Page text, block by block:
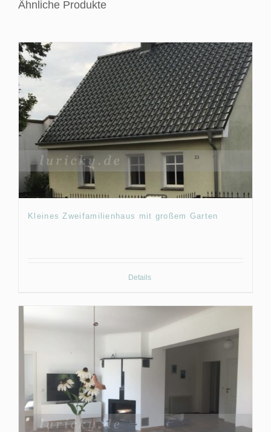
Ähnliche Produkte
Kleines Zweifamilienhaus mit großem Garten
Details